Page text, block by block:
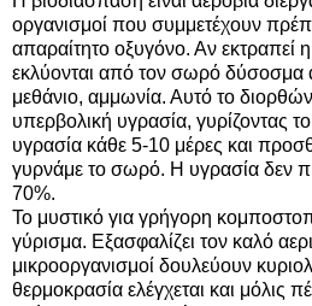
οργανισμοί που συμμετέχουν
απαραίτητο οξυγόνο. Αν εκτραπεί
εκλύονται από τον σωρό δύσοσμα
μεθάνιο, αμμωνία. Αυτό το
υπερβολική υγρασία, γυρίζοντας
υγρασία κάθε 5-10 μέρες και
γυρνάμε το σωρό. Η υγρασία δεν
70%.
Το μυστικό για γρήγορη
γύρισμα. Εξασφαλίζει τον καλό
μικροοργανισμοί δουλεύουν
θερμοκρασία ελέγχεται και μόλις